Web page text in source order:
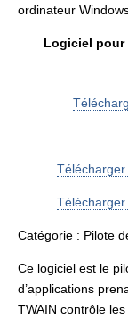
ordinateur
Logiciel pour
Catégorie : Pilote
Ce logiciel est le
d’applications
TWAIN contrôle